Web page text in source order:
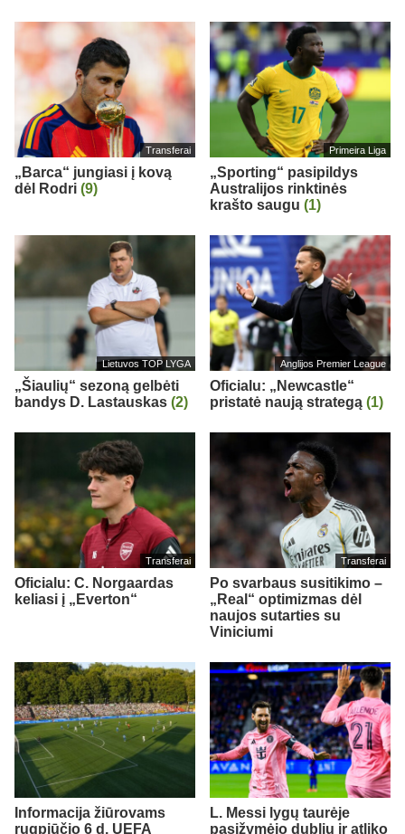
Transferai
„Barca“ jungiasi į kovą
dėl Rodri (9)
Primeira Liga
„Sporting“ pasipildys
Australijos rinktinės
krašto saugu (1)
Lietuvos TOP LYGA
„Šiaulių“ sezoną gelbėti
bandys D. Lastauskas (2)
Anglijos Premier League
Oficialu: „Newcastle“
pristatė naują strategą (1)
Transferai
Oficialu: C. Norgaardas
keliasi į „Everton“
Transferai
Po svarbaus susitikimo –
„Real“ optimizmas dėl
naujos sutarties su
Viniciumi
Informacija žiūrovams
rugpjūčio 6 d. UEFA
L. Messi lygų taurėje
pasižymėjo dubliu ir atliko